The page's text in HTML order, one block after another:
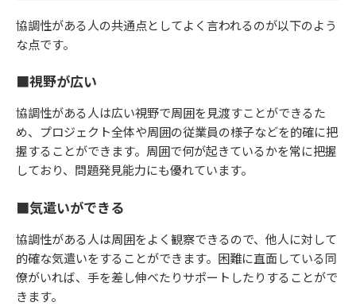
協調性がある人の共通点としてよく言われるのが以下のよう
な点です。
■視野が広い
協調性がある人は広い視野で周囲を見渡すことができるた
め、プロジェクト全体や周囲の従業員の様子などを的確に把
握することができます。周囲で何が起きているかを常に把握
しており、問題発見能力にも優れています。
■気遣いができる
協調性がある人は周囲をよく観察できるので、他人に対して
的確な気遣いをすることができます。困難に直面している同
僚がいれば、手を差し伸べたりサポートしたりすることがで
きます。